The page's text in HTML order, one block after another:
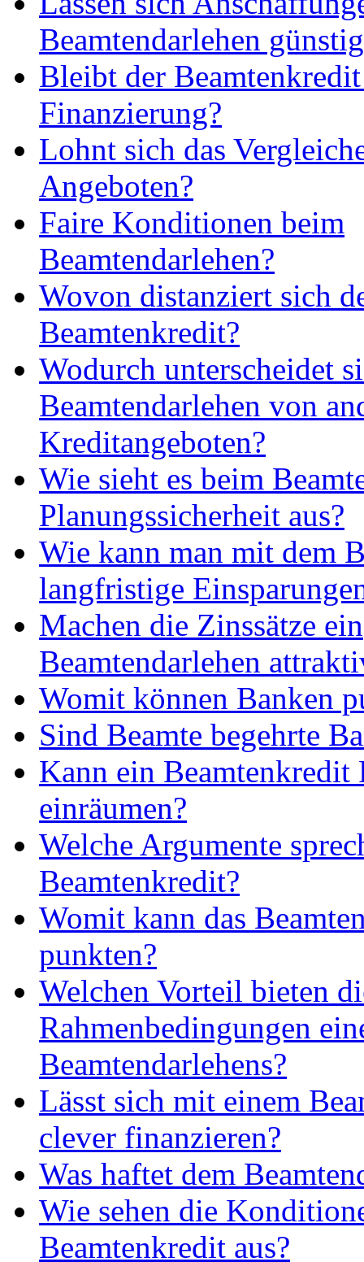
Beamtendarlehen
Bleibt der
Finanzierung?
Lohnt sich das
Angeboten?
Faire Konditionen beim
Beamtendarlehen?
Wovon distanziert sich
Beamtenkredit?
Wodurch unterscheidet
Beamtendarlehen von
Kreditangeboten?
Wie sieht es beim
Planungssicherheit aus?
Wie kann man mit dem
langfristige
Machen die Zinssätze ein
Beamtendarlehen
Womit können Banken
Sind Beamte begehrte
Kann ein Beamtenkredit
einräumen?
Welche Argumente
Beamtenkredit?
Womit kann das
punkten?
Welchen Vorteil bieten
Rahmenbedingungen
Beamtendarlehens?
Lässt sich mit einem
clever finanzieren?
Was haftet dem
Wie sehen die
Beamtenkredit aus?